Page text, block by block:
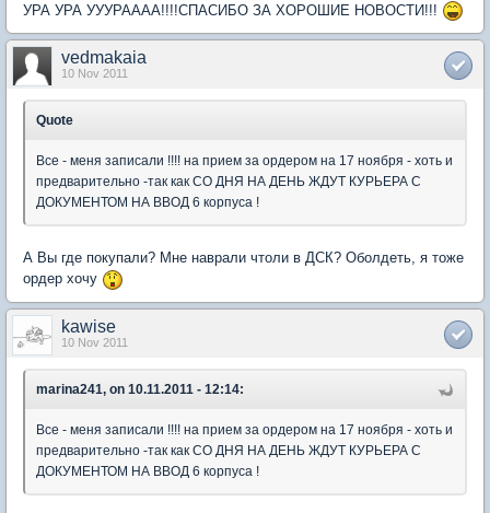
УРА УРА УУУРАААА!!!!СПАСИБО ЗА ХОРОШИЕ НОВОСТИ!!!
vedmakaia
10 Nov 2011
Quote
Все - меня записали !!!! на прием за ордером на 17 ноября - хоть и
предварительно -так как СО ДНЯ НА ДЕНЬ ЖДУТ КУРЬЕРА С
ДОКУМЕНТОМ НА ВВОД 6 корпуса !
А Вы где покупали? Мне наврали чтоли в ДСК? Оболдеть, я тоже
ордер хочу
kawise
10 Nov 2011
marina241, on 10.11.2011 - 12:14:
Все - меня записали !!!! на прием за ордером на 17 ноября - хоть и
предварительно -так как СО ДНЯ НА ДЕНЬ ЖДУТ КУРЬЕРА С
ДОКУМЕНТОМ НА ВВОД 6 корпуса !